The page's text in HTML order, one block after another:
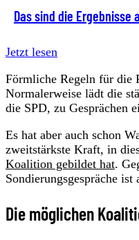
Das sind die Ergebnisse
Jetzt lesen
Förmliche Regeln für die
Normalerweise lädt die
die SPD, zu Gesprächen
Es hat aber auch schon
zweitstärkste Kraft, in
Koalition gebildet hat.
Sondierungsgespräche
Die möglichen